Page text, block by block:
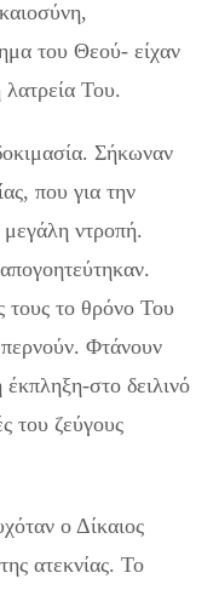
του Θεού- είχαν
λατρεία Του.
Σήκωναν
που για την
μεγάλη ντροπή.
τους το θρόνο Του
Φτάνουν
στο δειλινό
του ζεύγους
ο Δίκαιος
ατεκνίας. Το